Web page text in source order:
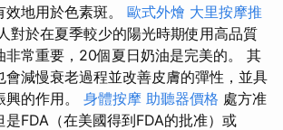
地用於色素斑。 歐式外燴 大里按摩推
對於在夏季較少的陽光時期使用高品質
非常重要，20個夏日奶油是完美的。 其
會減慢衰老過程並改善皮膚的彈性，並具
的作用。 身體按摩 助聽器價格 處方准
是FDA（在美國得到FDA的批准）或